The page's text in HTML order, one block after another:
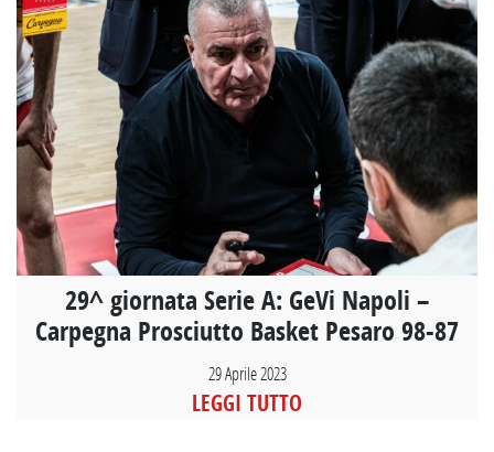
29^ giornata Serie A: GeVi Napoli –
Carpegna Prosciutto Basket Pesaro 98-87
29 Aprile 2023
LEGGI TUTTO